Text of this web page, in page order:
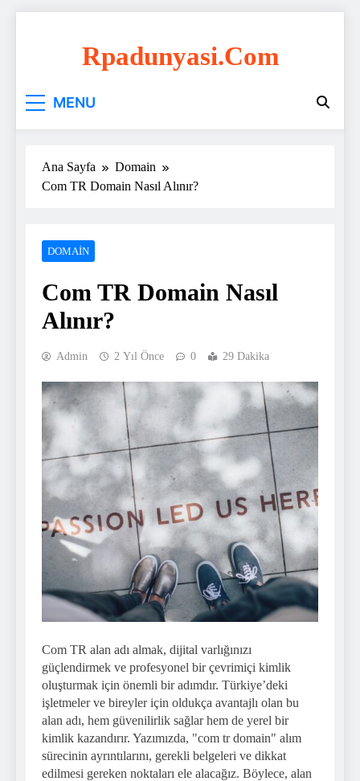
Rpadunyasi.com
Çözümleri!
MENU
Ana Sayfa
Domain
Com TR Domain Nasıl Alınır?
DOMAIN
Com TR Domain Nasıl
Alınır?
Admin 2 Yıl Önce 0 29 Dakika
Com TR alan adı almak, dijital varlığınızı
güçlendirmek ve profesyonel bir çevrimiçi kimlik
oluşturmak için önemli bir adımdır. Türkiye’deki
işletmeler ve bireyler için oldukça avantajlı olan bu
alan adı, hem güvenilirlik sağlar hem de yerel bir
kimlik kazandırır. Yazımızda, "com tr domain" alım
sürecinin ayrıntılarını, gerekli belgeleri ve dikkat
edilmesi gereken noktaları ele alacağız. Böylece, alan